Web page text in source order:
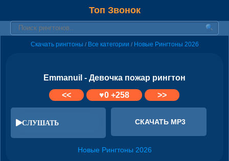
Топ Звонок
Скачать рингтоны / Все категории / Новые Рингтоны 2026
Emmanuil - Девочка пожар рингтон
<<
♥0+258 >>
СЛУШАТЬ СКАЧАТЬ MP3
Новые Рингтоны 2026